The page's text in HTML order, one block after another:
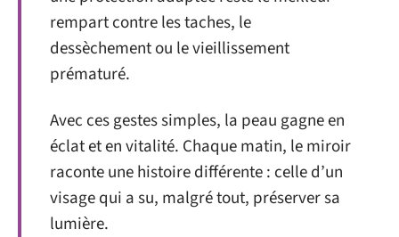
rempart contre les taches, le
dessèchement ou le vieillissement
prématuré.
Avec ces gestes simples, la peau gagne en
éclat et en vitalité. Chaque matin, le miroir
raconte une histoire différente : celle d’un
visage qui a su, malgré tout, préserver sa
lumière.